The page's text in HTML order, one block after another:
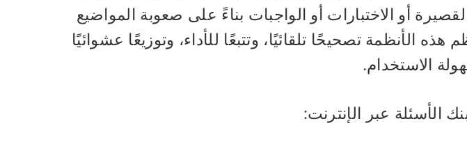
أو الاختبارات أو الواجبات بناءً على صعوبة المواضيع
الأنظمة تصحيحًا تلقائيًا، وتتبعًا للأداء، وتوزيعًا عشوائيًا
الاستخدام.
الأسئلة عبر الإنترنت: